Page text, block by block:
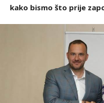
kako bismo što prije